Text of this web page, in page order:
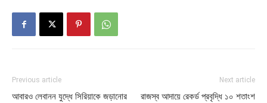
Previous article
আবারও লেবানন যুদ্ধে সিরিয়াকে জড়ানোর
Next article
রাজস্ব আদায়ে রেকর্ড প্রবৃদ্ধি ১০ শতাংশ